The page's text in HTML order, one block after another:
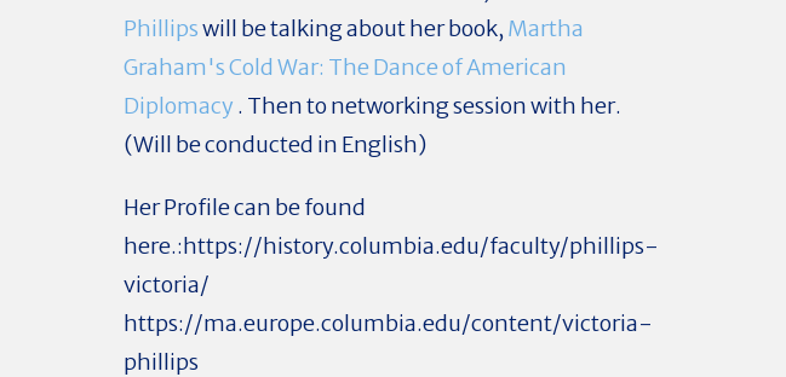
Phillipswill be talking about her book, Martha
Graham's Cold War: The Dance of American
Diplomacy . Then to networking session with her.
(Will be conducted in English)
Her Profile can be found
here.:https://history.columbia.edu/faculty/phillips-
victoria/
https://ma.europe.columbia.edu/content/victoria-
phillips